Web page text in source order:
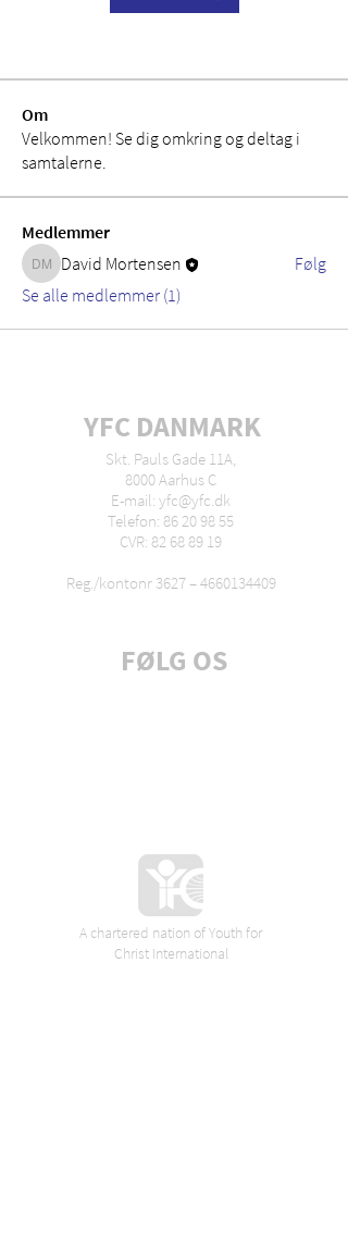
Om
Velkommen! Se dig omkring og deltag i
samtalerne.
Medlemmer
David Mortensen
David Mortensen
Følg
Se alle medlemmer (1)
YFC DANMARK
Skt. Pauls Gade 11A,
8000 Aarhus C
E-mail: yfc@yfc.dk
Telefon: 86 20 98 55
CVR: 82 68 89 19
Reg./kontonr 3627 –4660134409
FØLG OS
A chartered nation of Youth for
Christ International